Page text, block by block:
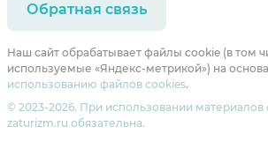
Обратная связь
Наш сайт обрабатывает файлы cookie (в том
используемые «Яндекс-метрикой») на
использованию файлов cookies.
© 2023-2026. При использовании материалов
zaturizm.ru обязательна.